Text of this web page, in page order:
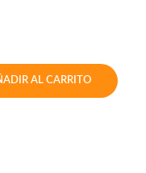
AL CARRITO